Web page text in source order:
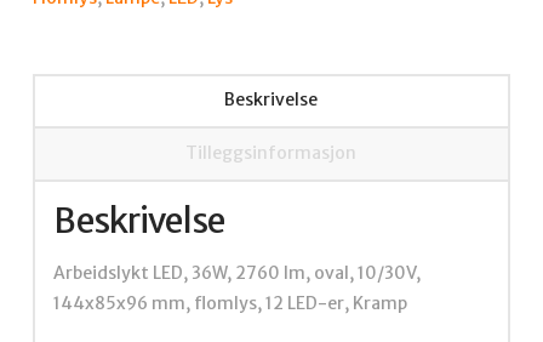
Kramp
antall
Beskrivelse
Tilleggsinformasjon
Beskrivelse
Arbeidslykt LED, 36W, 2760 lm, oval, 10/30V,
144x85x96 mm, flomlys, 12 LED-er, Kramp